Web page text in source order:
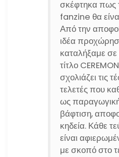
σκέφτηκα πως
fanzine θα
Από την
ιδέα
καταλήξαμε σε
τίτλο
σχολιάζει τις
τελετές που
ως
βάφτιση,
κηδεία. Κάθε
είναι
με σκοπό στο